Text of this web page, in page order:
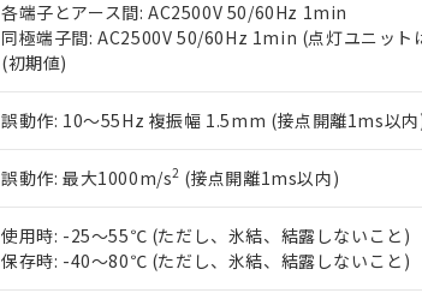
各端子とアース間: AC2500V 50/60Hz 1min
同極端子間: AC2500V 50/60Hz 1min (点灯ユニット
(初期値)
誤動作: 10～55Hz 複振幅 1.5mm (接点開離1ms以
誤動作: 最大1000m/s2 (接点開離1ms以内)
使用時: -25～55℃ (ただし、氷結、結露しないこと)
保存時: -40～80℃ (ただし、氷結、結露しないこと)
いる法人を指します。
EU RoHS指令（10物質）の非含有証明書
51物質の非含有証明書（当社基準）
※本証明書は発行日時点で非含有を証明するもの
また、RoHS指令のフタル酸エステル類４物質
混在することから備考欄に対応日を記載しており
既に当社にて対応品への在庫切替を完了してい